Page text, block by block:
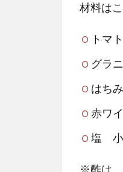
号）
ト
マ
の
皮
剥
材料はこ
トマ
グラ
はち
赤ワ
塩
※酢は、